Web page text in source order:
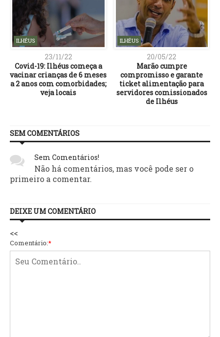
ILHÉUS
23/11/22
Covid-19: Ilhéus começa a
vacinar crianças de 6 meses
a 2 anos com comorbidades;
veja locais
ILHÉUS
20/05/22
Marão cumpre
compromisso e garante
ticket alimentação para
servidores comissionados
de Ilhéus
SEM COMENTÁRIOS
Sem Comentários!
Não há comentários, mas você pode ser o
primeiro a comentar.
DEIXE UM COMENTÁRIO
<<
Comentário:*